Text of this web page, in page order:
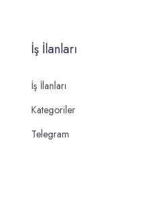
İş İlanları
İş İlanları
Kategoriler
Telegram